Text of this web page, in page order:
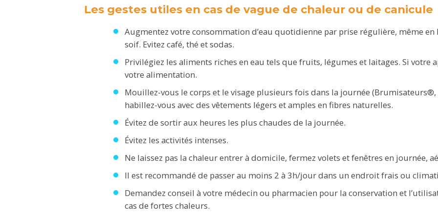
Les gestes utiles en cas de vague de chaleur ou de canicule
Augmentez votre consommation d’eau quotidienne par prise régulière, même en
soif. Evitez café, thé et sodas.
Privilégiez les aliments riches en eau tels que fruits, légumes et laitages. Si votre
votre alimentation.
Mouillez-vous le corps et le visage plusieurs fois dans la journée
habillez-vous avec des vêtements légers et amples en fibres naturelles.
Évitez de sortir aux heures les plus chaudes de la journée.
Évitez les activités intenses.
Ne laissez pas la chaleur entrer à domicile, fermez volets et fenêtres en journée,
Il est recommandé de passer au moins 2 à 3h/jour dans un endroit frais ou
Demandez conseil à votre médecin ou pharmacien pour la conservation et
cas de fortes chaleurs.